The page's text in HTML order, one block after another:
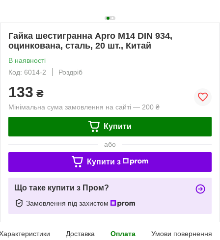
Гайка шестигранна Apro М14 DIN 934,
оцинкована, сталь, 20 шт., Китай
В наявності
Код: 6014-2
Роздріб
133 ₴
Мінімальна сума замовлення на сайті — 200 ₴
Купити
або
Купити з
Що таке купити з Пром?
Замовлення під захистом
Доставка Оплата Умови повернення